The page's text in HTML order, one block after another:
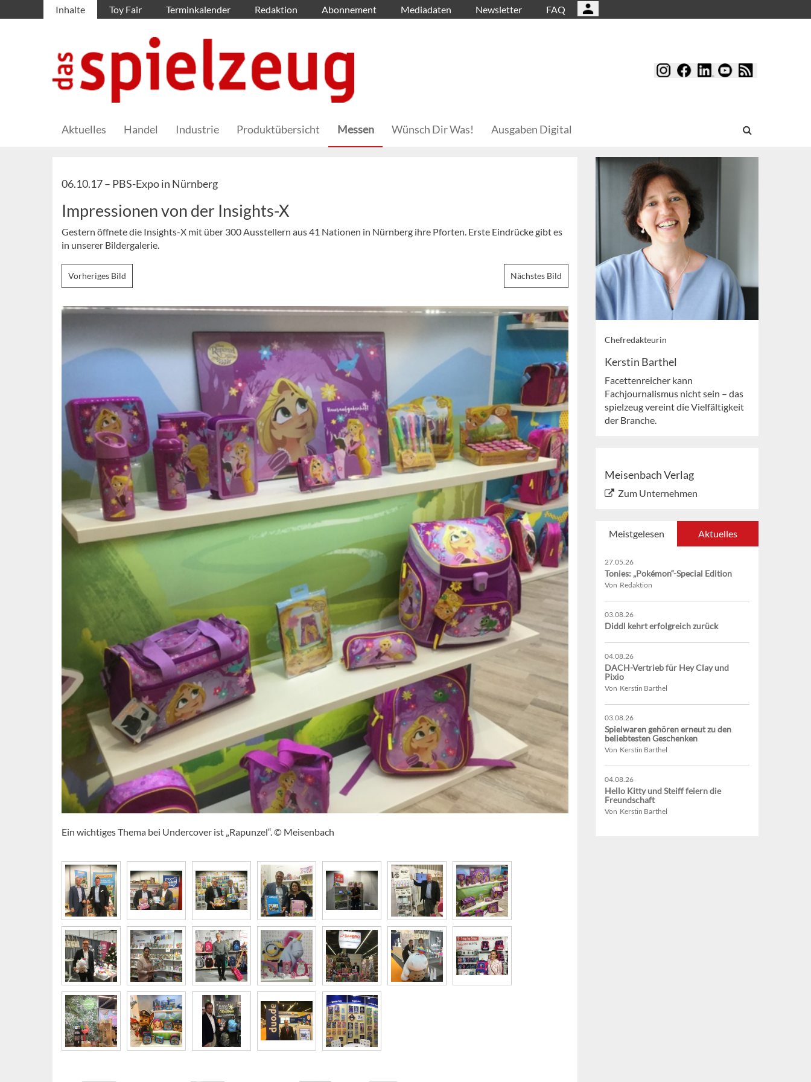
Inhalte Toy Fair Terminkalender Redaktion Abonnement Mediadaten Newsletter FAQ
Aktuelles Handel Industrie Produktübersicht Messen Wünsch Dir Was! Ausgaben Digital
06.10.17 – PBS-Expo in Nürnberg
Impressionen von der Insights-X
Gestern öffnete die Insights-X mit über 300 Ausstellern aus 41 Nationen in Nürnberg ihre Pforten. Erste Eindrücke gibt es
in unserer Bildergalerie.
Vorheriges Bild Nächstes Bild
Ein wichtiges Thema bei Undercover ist „Rapunzel“. © Meisenbach
Chefredakteurin
Kerstin Barthel
Facettenreicher kann
Fachjournalismus nicht sein – das
spielzeug vereint die Vielfältigkeit
der Branche.
Meisenbach Verlag
Zum Unternehmen
Meistgelesen Aktuelles
27.05.26
Tonies: „Pokémon“-Special Edition
Von Redaktion
03.08.26
Diddl kehrt erfolgreich zurück
04.08.26
DACH-Vertrieb für Hey Clay und
Pixio
Von Kerstin Barthel
03.08.26
Spielwaren gehören erneut zu den
beliebtesten Geschenken
Von Kerstin Barthel
04.08.26
Hello Kitty und Steiff feiern die
Freundschaft
Von Kerstin Barthel